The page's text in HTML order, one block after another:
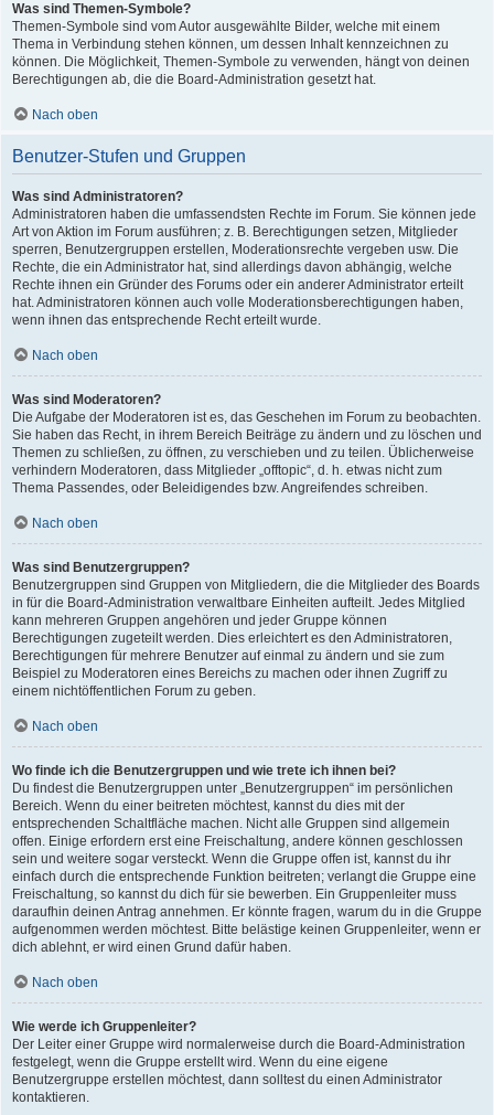
Was sind Themen-Symbole?
Themen-Symbole sind vom Autor ausgewählte Bilder, welche mit einem
Thema in Verbindung stehen können, um dessen Inhalt kennzeichnen zu
können. Die Möglichkeit, Themen-Symbole zu verwenden, hängt von deinen
Berechtigungen ab, die die Board-Administration gesetzt hat.
Nach oben
Benutzer-Stufen und Gruppen
Was sind Administratoren?
Administratoren haben die umfassendsten Rechte im Forum. Sie können jede
Art von Aktion im Forum ausführen; z. B. Berechtigungen setzen, Mitglieder
sperren, Benutzergruppen erstellen, Moderationsrechte vergeben usw. Die
Rechte, die ein Administrator hat, sind allerdings davon abhängig, welche
Rechte ihnen ein Gründer des Forums oder ein anderer Administrator erteilt
hat. Administratoren können auch volle Moderationsberechtigungen haben,
wenn ihnen das entsprechende Recht erteilt wurde.
Nach oben
Was sind Moderatoren?
Die Aufgabe der Moderatoren ist es, das Geschehen im Forum zu beobachten.
Sie haben das Recht, in ihrem Bereich Beiträge zu ändern und zu löschen und
Themen zu schließen, zu öffnen, zu verschieben und zu teilen. Üblicherweise
verhindern Moderatoren, dass Mitglieder „offtopic“, d. h. etwas nicht zum
Thema Passendes, oder Beleidigendes bzw. Angreifendes schreiben.
Nach oben
Was sind Benutzergruppen?
Benutzergruppen sind Gruppen von Mitgliedern, die die Mitglieder des Boards
in für die Board-Administration verwaltbare Einheiten aufteilt. Jedes Mitglied
kann mehreren Gruppen angehören und jeder Gruppe können
Berechtigungen zugeteilt werden. Dies erleichtert es den Administratoren,
Berechtigungen für mehrere Benutzer auf einmal zu ändern und sie zum
Beispiel zu Moderatoren eines Bereichs zu machen oder ihnen Zugriff zu
einem nichtöffentlichen Forum zu geben.
Nach oben
Wo finde ich die Benutzergruppen und wie trete ich ihnen bei?
Du findest die Benutzergruppen unter „Benutzergruppen“ im persönlichen
Bereich. Wenn du einer beitreten möchtest, kannst du dies mit der
entsprechenden Schaltfläche machen. Nicht alle Gruppen sind allgemein
offen. Einige erfordern erst eine Freischaltung, andere können geschlossen
sein und weitere sogar versteckt. Wenn die Gruppe offen ist, kannst du ihr
einfach durch die entsprechende Funktion beitreten; verlangt die Gruppe eine
Freischaltung, so kannst du dich für sie bewerben. Ein Gruppenleiter muss
daraufhin deinen Antrag annehmen. Er könnte fragen, warum du in die Gruppe
aufgenommen werden möchtest. Bitte belästige keinen Gruppenleiter, wenn er
dich ablehnt, er wird einen Grund dafür haben.
Nach oben
Wie werde ich Gruppenleiter?
Der Leiter einer Gruppe wird normalerweise durch die Board-Administration
festgelegt, wenn die Gruppe erstellt wird. Wenn du eine eigene
Benutzergruppe erstellen möchtest, dann solltest du einen Administrator
kontaktieren.